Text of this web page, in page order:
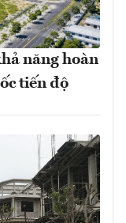
năng hoàn
tiến độ